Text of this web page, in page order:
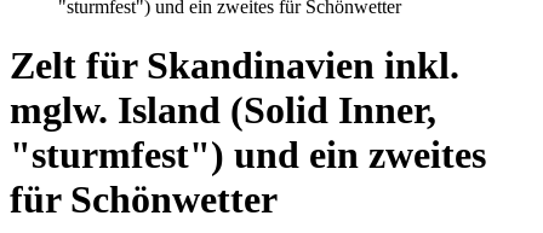
"sturmfest") und ein zweites für Schönwetter
Zelt für Skandinavien inkl.
mglw. Island (Solid Inner,
"sturmfest") und ein zweites
für Schönwetter